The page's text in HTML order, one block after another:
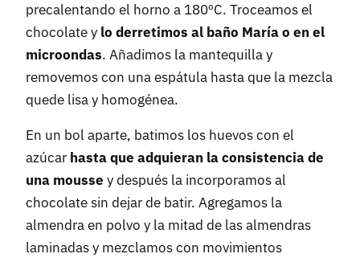
precalentando el horno a 180ºC. Troceamos el
chocolate y lo derretimos al baño María o en el
microondas. Añadimos la mantequilla y
removemos con una espátula hasta que la mezcla
quede lisa y homogénea.
En un bol aparte, batimos los huevos con el
azúcar hasta que adquieran la consistencia de
una mousse y después la incorporamos al
chocolate sin dejar de batir. Agregamos la
almendra en polvo y la mitad de las almendras
laminadas y mezclamos con movimientos